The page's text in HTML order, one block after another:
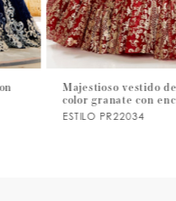
Majestioso vestido de
color granate con encaje
ESTILO PR22034